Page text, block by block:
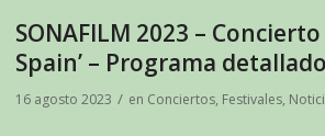
SONAFILM 2023 –
Spain’ – Programa detallado
16 agosto 2023 / en Conciertos, Festivales,